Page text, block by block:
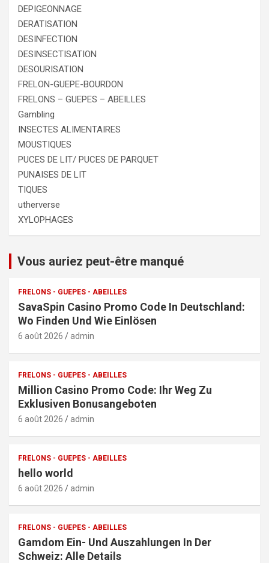
DEPIGEONNAGE
DERATISATION
DESINFECTION
DESINSECTISATION
DESOURISATION
FRELON-GUEPE-BOURDON
FRELONS – GUEPES – ABEILLES
Gambling
INSECTES ALIMENTAIRES
MOUSTIQUES
PUCES DE LIT/ PUCES DE PARQUET
PUNAISES DE LIT
TIQUES
utherverse
XYLOPHAGES
Vous auriez peut-être manqué
FRELONS - GUEPES - ABEILLES
SavaSpin Casino Promo Code In Deutschland:
Wo Finden Und Wie Einlösen
6 août 2026 admin
FRELONS - GUEPES - ABEILLES
Million Casino Promo Code: Ihr Weg Zu
Exklusiven Bonusangeboten
6 août 2026 admin
FRELONS - GUEPES - ABEILLES
hello world
6 août 2026 admin
FRELONS - GUEPES - ABEILLES
Gamdom Ein- Und Auszahlungen In Der
Schweiz: Alle Details